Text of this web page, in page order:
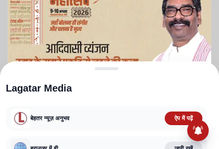
TERMS AND CONDITIONS
Lagatar Media
बेहतर न्यूज़ अनुभव ऐप में पढ़ें